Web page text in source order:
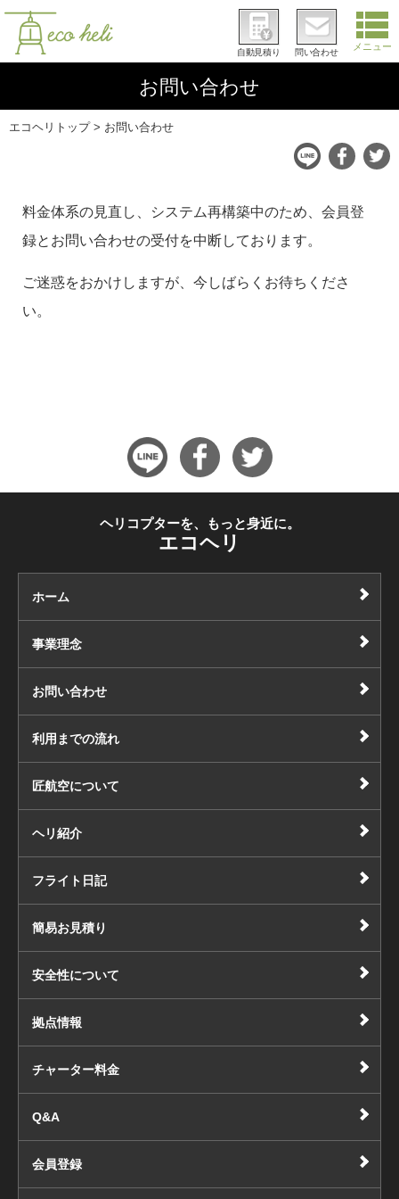
メニュー
問い合わせ
自動見積り
お問い合わせ
エコヘリトップ お問い合わせ
料金体系の見直し、システム再構築中のため、会員登
録とお問い合わせの受付を中断しております。
ご迷惑をおかけしますが、今しばらくお待ちくださ
い。
ヘリコプターを、もっと身近に。
エコヘリ
ホーム
事業理念
お問い合わせ
利用までの流れ
匠航空について
ヘリ紹介
フライト日記
簡易お見積り
安全性について
拠点情報
チャーター料金
Q&A
会員登録